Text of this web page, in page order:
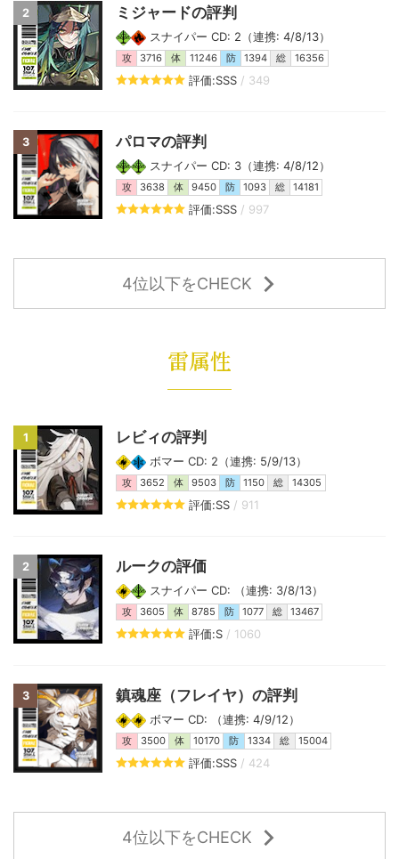
2 ミジャードの評判
スナイパー CD: 2（連携: 4/8/13）
攻 3716 体 11246 防 1394 総 16356
評価:SSS / 349
3 パロマの評判
スナイパー CD: 3（連携: 4/8/12）
攻 3638 体 9450 防 1093 総 14181
評価:SSS / 997
4位以下をCHECK
雷属性
1 レビィの評判
ボマー CD: 2（連携: 5/9/13）
攻 3652 体 9503 防 1150 総 14305
評価:SS / 911
2 ルークの評価
スナイパー CD: （連携: 3/8/13）
攻 3605 体 8785 防 1077 総 13467
評価:S / 1060
3 鎮魂座（フレイヤ）の評判
ボマー CD: （連携: 4/9/12）
攻 3500 体 10170 防 1334 総 15004
評価:SSS / 424
4位以下をCHECK